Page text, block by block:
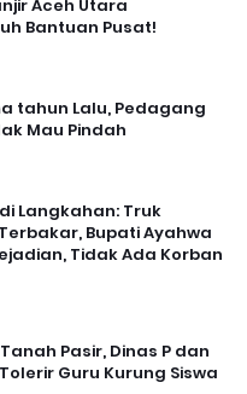
Aceh Utara
Bantuan Pusat!
tahun Lalu, Pedagang
Mau Pindah
Langkahan: Truk
Bupati Ayahwa
Tidak Ada Korban
Pasir, Dinas P dan
Guru Kurung Siswa